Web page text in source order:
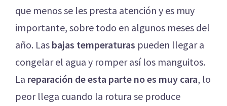
que menos se les presta atención y es muy
importante, sobre todo en algunos meses del
año. Las bajas temperaturas pueden llegar a
congelar el agua y romper así los manguitos.
La reparación de esta parte no es muy cara, lo
peor llega cuando la rotura se produce